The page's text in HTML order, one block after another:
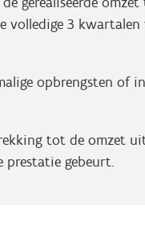
volledige 3
opbrengsten of
tot de omzet
gebeurt.